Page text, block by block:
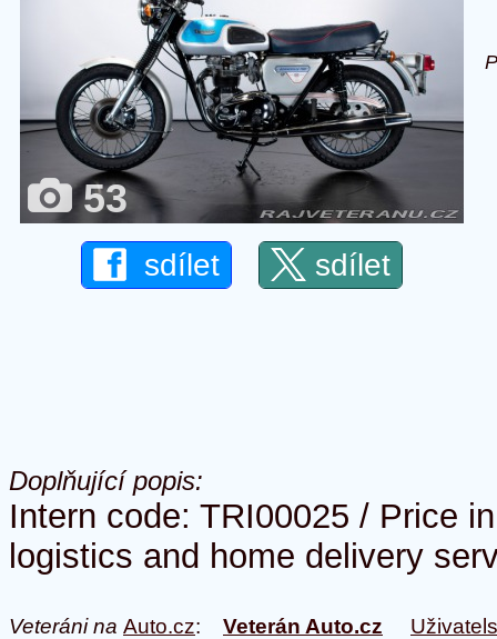
53
sdílet sdílet
Doplňující popis:
Intern code: TRI00025 / Price
logistics and home delivery
Veteráni na Auto.cz: Veterán Auto.cz